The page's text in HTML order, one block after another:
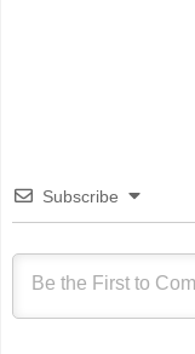
Subscribe